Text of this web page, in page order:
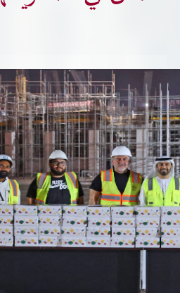
سياسة النظام
جوائز و
الميثاق
سياسة أمن
سياسة الموردين و
سياسة نظام إدارة
تسجيل شركة